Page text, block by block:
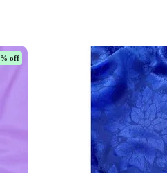
% off